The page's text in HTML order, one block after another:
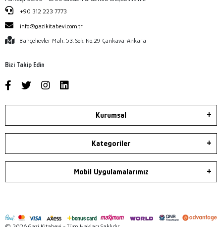
+90 312 223 7773
info@gazikitabevi.com.tr
Bahçelievler Mah. 53. Sok. No:29 Çankaya-Ankara
Bizi Takip Edin
Kurumsal
Kategoriler
Mobil Uygulamalarımız